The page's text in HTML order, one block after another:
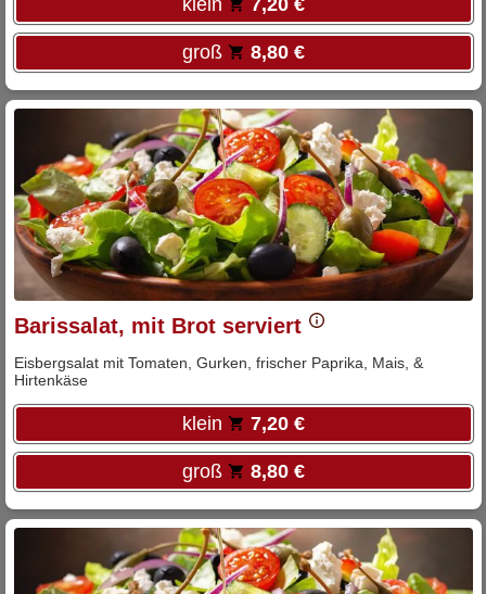
klein 7,20 €
groß 8,80 €
Barissalat, mit Brot serviert
Eisbergsalat mit Tomaten, Gurken, frischer Paprika, Mais, &
Hirtenkäse
klein 7,20 €
groß 8,80 €